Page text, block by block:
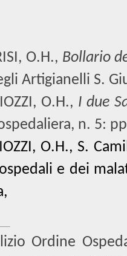
O.H., Bollario
Artigianelli S.
O.H., I due
n. 5:
O.H., S.
e dei
Ordine